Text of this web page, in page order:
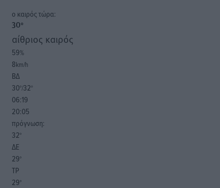
o καιρός τώρα:
30°
αίθριος καιρός
59%
8km/h
ΒΔ
30°/32°
06:19
20:05
πρόγνωση:
32°
ΔΕ
29°
ΤΡ
29°